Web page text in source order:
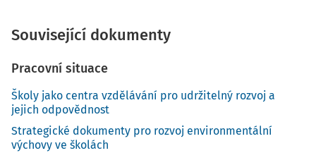
Související dokumenty
Pracovní situace
Školy jako centra vzdělávání pro udržitelný rozvoj a
jejich odpovědnost
Strategické dokumenty pro rozvoj environmentální
výchovy ve školách